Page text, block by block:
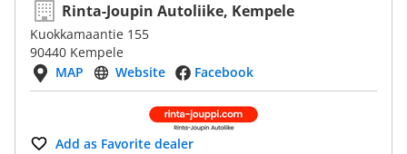
Rinta-Joupin Autoliike, Kempele
Kuokkamaantie 155
90440 Kempele
MAP
Website Facebook
Add as Favorite dealer